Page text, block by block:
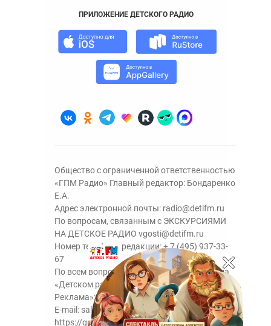
ПРИЛОЖЕНИЕ ДЕТСКОГО РАДИО
Общество с ограниченной ответственностью
«ГПМ Радио» Главный редактор: Бондаренко
Е.А.
Адрес электронной почты: radio@detifm.ru
По вопросам, связанным с ЭКСКУРСИЯМИ
НА ДЕТСКОЕ РАДИО vgosti@detifm.ru
Номер телефона редакции:+ 7 (495) 937-33-
67
По всем вопросам размещения рекламы на
«Детском радио» - сейлз-хаус «ГПМ
Реклама»:+7 (495) 921-40-41
E-mail: sales@gazprom-media.ru
https://gpmsaleshouse.ru/